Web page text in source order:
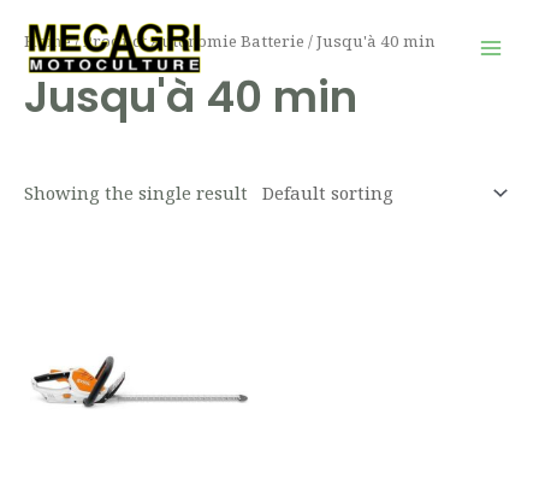
contenu
Home/ Product Autonomie Batterie / Jusqu'à 40 min
Jusqu'à 40 min
Showing the single result